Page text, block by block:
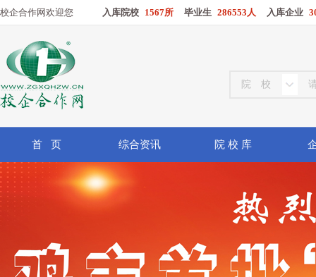
校企合作网欢迎您 入库院校 1567所 毕业生 286553人 入库企业
首 页 综合资讯 院 校 库